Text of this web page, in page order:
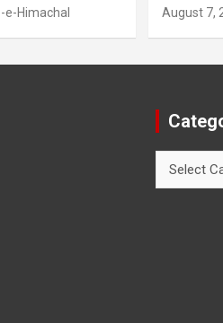
e-Himachal August 7,